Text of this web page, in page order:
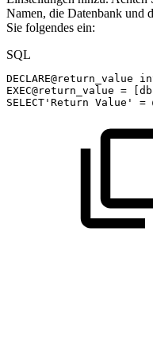
Namen, die Datenbank und
Sie folgendes ein:
SQL
DECLARE@return_value
EXEC@return_value = [
SELECT 'Return Value' =